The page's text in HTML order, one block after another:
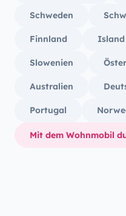
Schweden
Finnland Island
Slowenien
Australien
Portugal
Mit dem Wohnmobil